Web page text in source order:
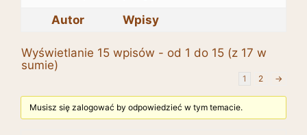
Autor
Wpisy
Wyświetlanie 15 wpisów - od 1 do 15 (z 17 w
sumie)
1 2 →
Musisz się zalogować by odpowiedzieć w tym temacie.